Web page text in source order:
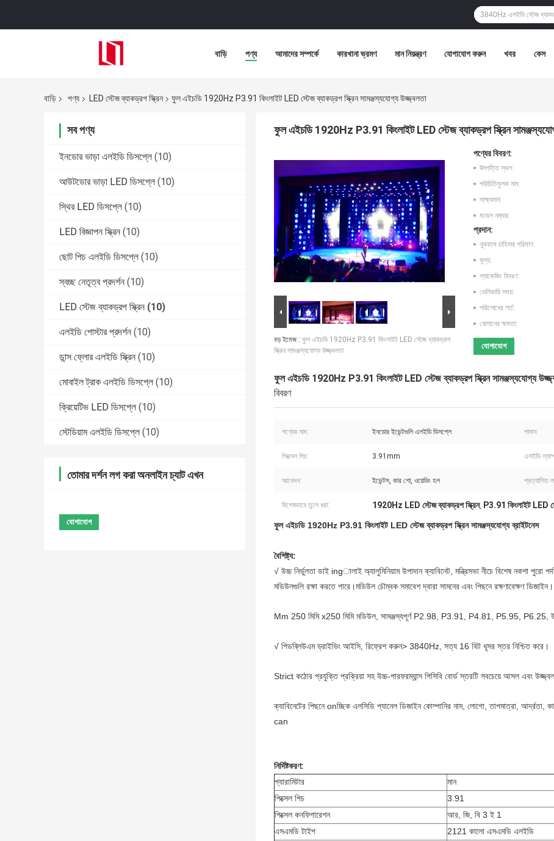
বাড়ি পণ্য আমাদের সম্পর্কে কারখানা ভ্রমণ মান নিয়ন্ত্রণ যোগাযোগ করুন খবর কেস
বাড়ি পণ্য LED স্টেজ ব্যাকড্রপ স্ক্রিন ফুল এইচডি 1920Hz P3.91 কিংলাইট LED স্টেজ ব্যাকড্রপ স্ক্রিন সামঞ্জস্যযোগ্য উজ্জ্বলতা
সব পণ্য
ইনডোর ভাড়া এলইডি ডিসপ্লে (10)
আউটডোর ভাড়া LED ডিসপ্লে (10)
স্থির LED ডিসপ্লে (10)
LED বিজ্ঞাপন স্ক্রিন (10)
ছোট পিচ এলইডি ডিসপ্লে (10)
স্বচ্ছ নেতৃত্ব প্রদর্শন (10)
LED স্টেজ ব্যাকড্রপ স্ক্রিন (10)
এলইডি পোস্টার প্রদর্শন (10)
ডান্স ফ্লোর এলইডি স্ক্রিন (10)
মোবাইল ট্রাক এলইডি ডিসপ্লে (10)
ক্রিয়েটিভ LED ডিসপ্লে (10)
স্টেডিয়াম এলইডি ডিসপ্লে (10)
তোমার দর্শন লগ করা অনলাইন চ্যাট এখন
ফুল এইচডি 1920Hz P3.91 কিংলাইট LED স্টেজ ব্যাকড্রপ স্ক্রিন
বড় ইমেজ : ফুল এইচডি 1920Hz P3.91 কিংলাইট LED স্টেজ ব্যাকড্রপ
স্ক্রিন সামঞ্জস্যযোগ্য উজ্জ্বলতা
পণ্যের বিবরণ:
উৎপত্তি স্থল:
পরিচিতিমুলক নাম:
সাক্ষ্যদান:
মডেল নম্বার:
প্রদান:
ন্যূনতম চাহিদার পরিমাণ:
মূল্য:
প্যাকেজিং বিবরণ:
ডেলিভারি সময়:
পরিশোধের শর্ত:
যোগানের ক্ষমতা:
যোগাযোগ
ফুল এইচডি 1920Hz P3.91 কিংলাইট LED স্টেজ ব্যাকড্রপ স্ক্রিন সামঞ্জস্যযোগ্য
বিবরণ
পণ্যের নাম: ইনডোর ইভেন্টগুলি এলইডি ডিসপ্লে পাদান:
পিক্সেল পিচ: 3.91mm এলইডি
আবেদন: ইভেন্টস, কার শো, ওয়েডিং হল প্রত্যাশিত
বিশেষভাবে তুলে ধরা: 1920Hz LED স্টেজ ব্যাকড্রপ স্ক্রিন, P3.91 কিংলাইট LED
ফুল এইচডি 1920Hz P3.91 কিংলাইট LED স্টেজ ব্যাকড্রপ স্ক্রিন সামঞ্জস্যযোগ্য ব্রাইটনেস
বৈশিষ্ট্য:
√ উচ্চ নির্ভুলতা ডাই ingালাই অ্যালুমিনিয়াম উপাদান ক্যাবিনেট, মন্ত্রিসভা নীচে বিশেষ নকশা পুরো
মডিউলগুলি রক্ষা করতে পারে।মডিউল চৌম্বক সমাবেশ দ্বারা সামনের এবং পিছনে রক্ষণাবেক্ষণ ডিজাইন।
Mm 250 মিমি x250 মিমি মডিউল, সামঞ্জস্যপূর্ণ P2.98, P3.91, P4.81, P5.95, P6.25,
√ পিডব্লিউএম ড্রাইভিং আইসি, রিফ্রেশ করুন> 3840Hz, সত্য 16 বিট ধূসর স্তর নিশ্চিত করে।
Strict কঠোর প্রযুক্তি প্রক্রিয়া সহ উচ্চ-পারফরম্যান্স পিসিবি বোর্ড স্তরটি সবচেয়ে আসল এবং উজ্জ্বল
ক্যাবিনেটের পিছনে onচ্ছিক এলসিডি প্যানেল ডিজাইন কোম্পানির নাম, লোগো, তাপমাত্রা, আর্দ্রতা,
can
নির্দিষ্টকরণ:
প্যারামিটার
মান
পিক্সেল পিচ
3.91
পিক্সেল কনফিগারেশন
আর, জি, বি 3 ই 1
এসএমডি টাইপ
2121 কালো এসএমডি এলইডি